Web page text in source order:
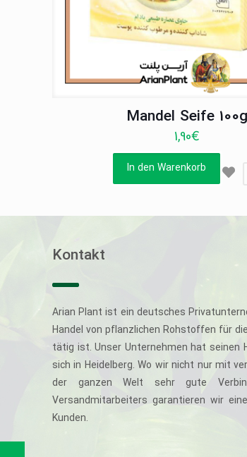
Mandel Seife 100g
1,90€
In den Warenkorb
Kontakt
Arian Plant ist ein deutsches
Handel von pflanzlichen Rohstoffen für
tätig ist. Unser Unternehmen hat seinen
sich in Heidelberg. Wo wir nicht nur mit
der ganzen Welt sehr gute
Versandmitarbeiters garantieren wir
Kunden.